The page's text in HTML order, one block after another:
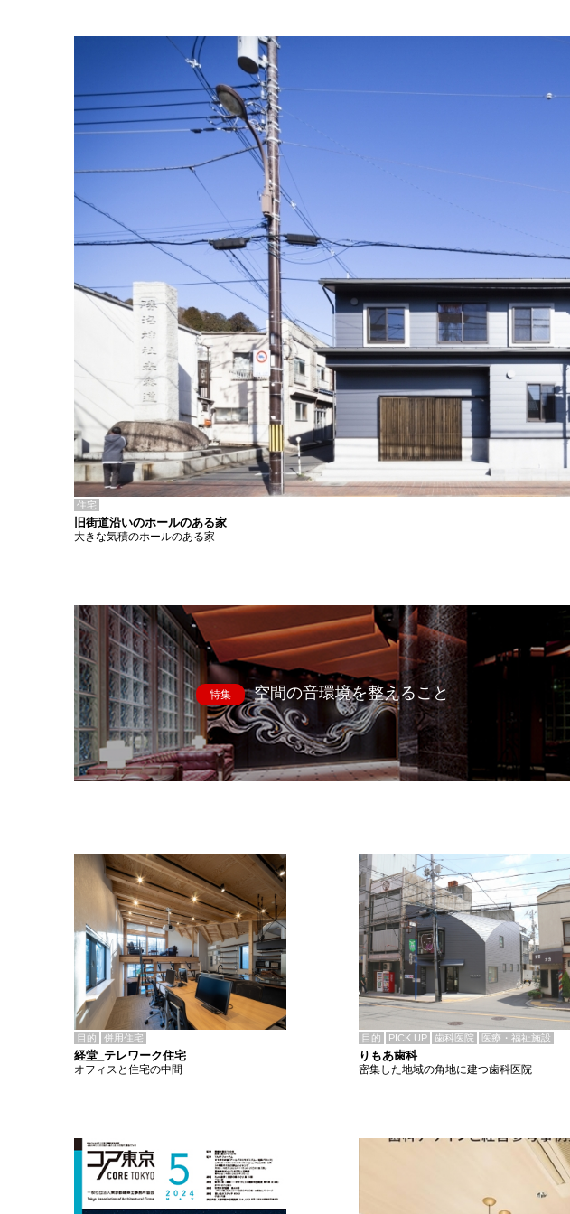
住宅
旧街道沿いのホールのある家
大きな気積のホールのある家
特集 空間の音環境を整えること
目的 併用住宅
経堂_テレワーク住宅
オフィスと住宅の中間
目的 PICK UP 歯科医院 医療・福祉施設
りもあ歯科
密集した地域の角地に建つ歯科医院